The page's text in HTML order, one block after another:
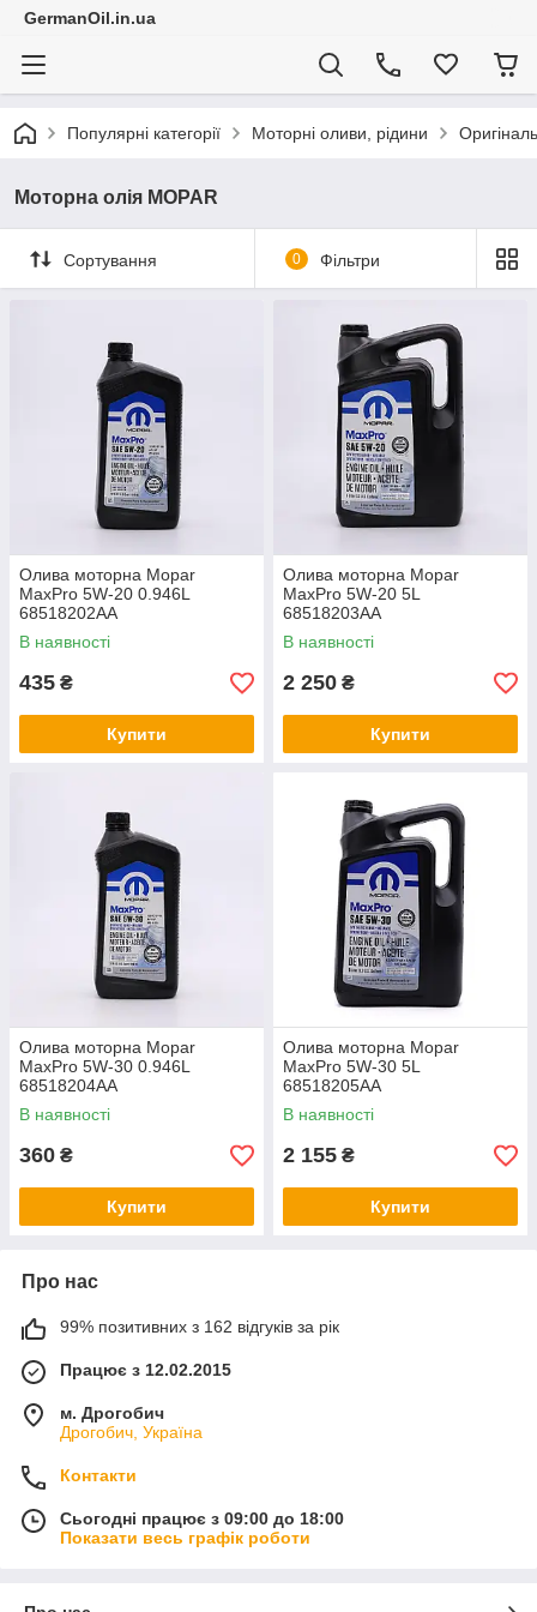
GermanOil.in.ua
Популярні категорії Моторні оливи, рідини
Моторна олія MOPAR
Сортування 0 Фільтри
Олива моторна Mopar
MaxPro 5W-20 0.946L
68518202AA
В наявності
435 ₴
Купити
Олива моторна Mopar
MaxPro 5W-20 5L
68518203AA
В наявності
2 250 ₴
Купити
Олива моторна Mopar
MaxPro 5W-30 0.946L
68518204AA
В наявності
360 ₴
Купити
Олива моторна Mopar
MaxPro 5W-30 5L
68518205AA
В наявності
2 155 ₴
Купити
Про нас
99% позитивних з 162 відгуків за рік
Працює з 12.02.2015
м. Дрогобич
Дрогобич, Україна
Контакти
Сьогодні працює з 09:00 до 18:00
Показати весь графік роботи